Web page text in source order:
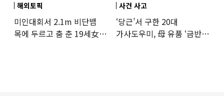
해외토픽
미인대회서 2.1m 비단뱀
목에 두르고 춤 춘 19세女
사건 사고
‘당근’서 구한 20대
가사도우미, 母 유품 ‘금반지